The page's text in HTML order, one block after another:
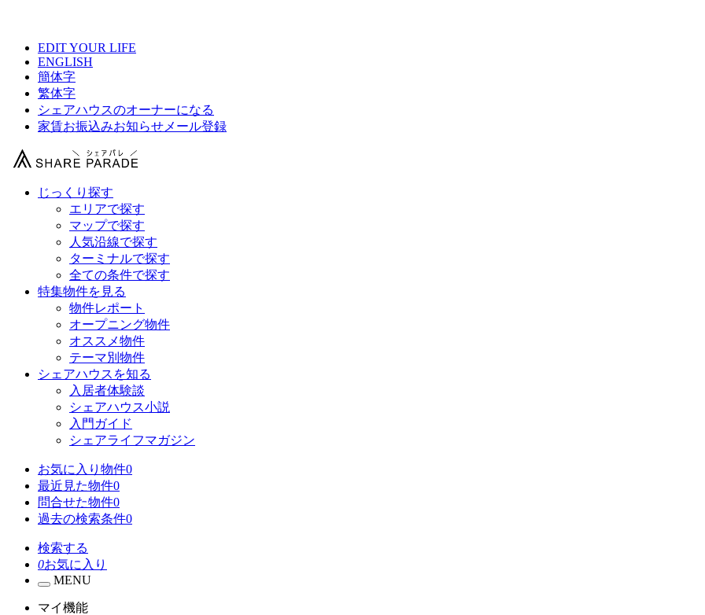
EDIT YOUR LIFE
ENGLISH
簡体字
繁体字
シェアハウスのオーナーになる
家賃お振込みお知らせメール登録
じっくり探す
エリアで探す
マップで探す
人気沿線で探す
ターミナルで探す
全ての条件で探す
特集物件を見る
物件レポート
オープニング物件
オススメ物件
テーマ別物件
シェアハウスを知る
入居者体験談
シェアハウス小説
入門ガイド
シェアライフマガジン
お気に入り物件0
最近見た物件0
問合せた物件0
過去の検索条件0
検索する
0お気に入り
MENU
マイ機能